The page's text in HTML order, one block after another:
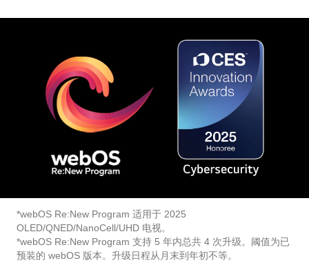
*webOS Re:New Program 适用于 2025
OLED/QNED/NanoCell/UHD 电视。
*webOS Re:New Program 支持 5 年内总共 4 次升级。阈值为已
预装的 webOS 版本。升级日程从月末到年初不等。